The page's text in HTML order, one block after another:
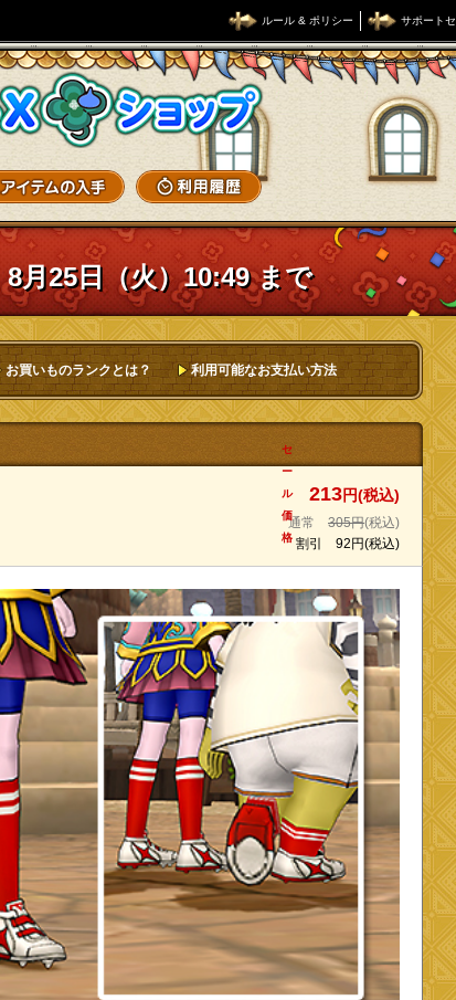
ルール & ポリシー サポート
ドラゴンクエ
8月25日（火）10:49 まで
お買いものランクとは？ 利用可能なお支払い方法
セ
ー
ル
価
格
213円(税込)
通常 305円(税込)
割引 92円(税込)